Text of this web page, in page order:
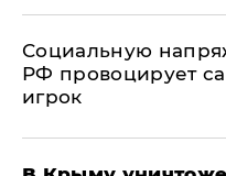
Социальную
РФ провоцирует
игрок